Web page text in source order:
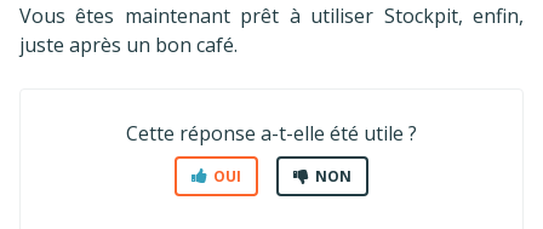
Vous êtes maintenant prêt à utiliser Stockpit, enfin,
juste après un bon café.
Cette réponse a-t-elle été utile ?
OUI NON